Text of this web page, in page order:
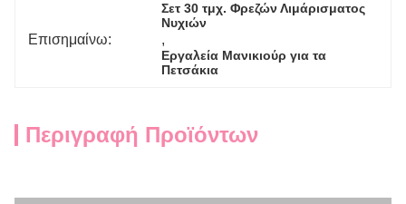
Επισημαίνω:
Σετ 30 τμχ. Φρεζών Λιμάρισματος
Νυχιών
,
Εργαλεία Μανικιούρ για τα
Πετσάκια
Περιγραφή Προϊόντων